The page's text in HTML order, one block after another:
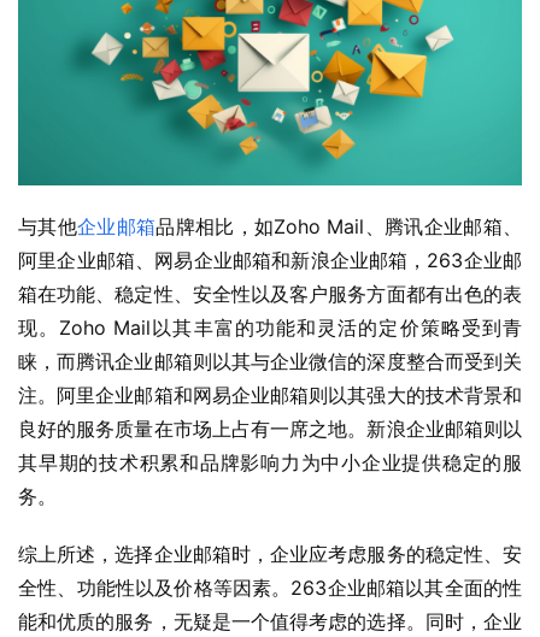
与其他企业邮箱品牌相比，如Zoho Mail、腾讯企业邮箱、
阿里企业邮箱、网易企业邮箱和新浪企业邮箱，263企业邮
箱在功能、稳定性、安全性以及客户服务方面都有出色的表
现。Zoho Mail以其丰富的功能和灵活的定价策略受到青
睐，而腾讯企业邮箱则以其与企业微信的深度整合而受到关
注。阿里企业邮箱和网易企业邮箱则以其强大的技术背景和
良好的服务质量在市场上占有一席之地。新浪企业邮箱则以
其早期的技术积累和品牌影响力为中小企业提供稳定的服
务。
综上所述，选择企业邮箱时，企业应考虑服务的稳定性、安
全性、功能性以及价格等因素。263企业邮箱以其全面的性
能和优质的服务，无疑是一个值得考虑的选择。同时，企业